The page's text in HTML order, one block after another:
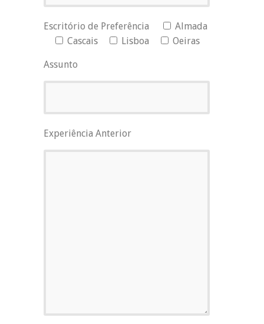
Escritório de Preferência
Almada
Cascais
Lisboa Oeiras
Assunto
Experiência Anterior